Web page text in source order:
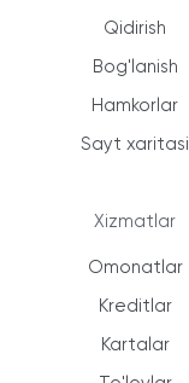
Qidirish
Bog'lanish
Hamkorlar
Sayt xaritasi
Xizmatlar
Omonatlar
Kreditlar
Kartalar